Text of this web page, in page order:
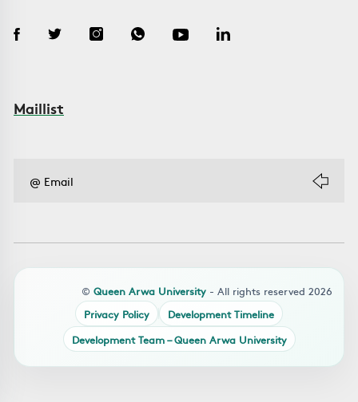
Maillist
© Queen Arwa University - All rights reserved 2026
Privacy Policy
Development Timeline
Development Team – Queen Arwa University